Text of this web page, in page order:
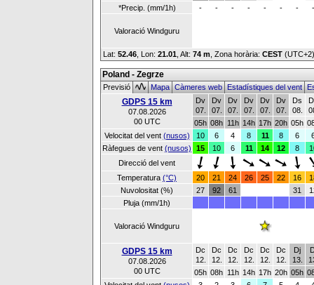
*Precip. (mm/1h)
- - - - - - - -
Valoració Windguru
Lat: 52.46 , Lon: 21.01 Alt: 74 m , Zona horària: CEST
Poland - Zegrze
Previsió MapaCàmeres webEstadístiques del vent
GDPS 15 km
07.08.2026
00 UTC
Dv
07.
Dv
07.
Dv
07.
Dv
07.
Dv
07.
Dv
07.
Ds
08.
05h 08h 11h 14h 17h 20h 05h
Velocitat del vent (nusos) 10 6 4 8 11 8 6
Ràfegues de vent (nusos) 15 10 6 11 14 12 8
Direcció del vent
Temperatura (°C) 20 21 24 26 25 22 16
Nuvolositat (%)
27 92 61 31
Pluja (mm/1h)
Valoració Windguru
GDPS 15 km
07.08.2026
00 UTC
Dc
12.
Dc
12.
Dc
12.
Dc
12.
Dc
12.
Dc
12.
Dj
13.
05h 08h 11h 14h 17h 20h 05h